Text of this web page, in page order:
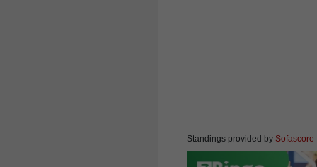
Standings provided by Sofascore